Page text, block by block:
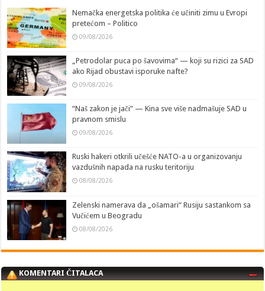
Nemačka energetska politika će učiniti zimu u Evropi
pretećom – Politico
09/08/2026
„Petrodolar puca po šavovima“ — koji su rizici za SAD
ako Rijad obustavi isporuke nafte?
09/08/2026
“Naš zakon je jači” — Kina sve više nadmašuje SAD u
pravnom smislu
09/08/2026
Ruski hakeri otkrili učešće NATO-a u organizovanju
vazdušnih napada na rusku teritoriju
08/08/2026
Zelenski namerava da „ošamari“ Rusiju sastankom sa
Vučićem u Beogradu
08/08/2026
KOMENTARI ČITALACA